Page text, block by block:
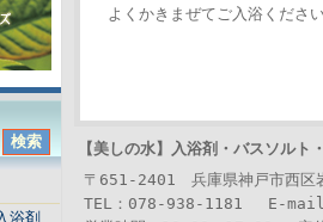
浴剤
よくかきまぜてご入浴くださ
【美しの水】 入浴剤・バスソルト
〒651-2401 兵庫県神戸市西区
TEL：078-938-1181 E-